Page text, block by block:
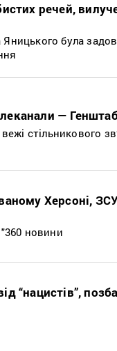
речей,
була
—
стільникового
Херсоні,
новини
“нацистів”,